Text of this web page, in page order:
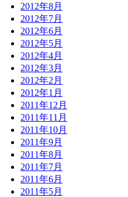
2012年8月
2012年7月
2012年6月
2012年5月
2012年4月
2012年3月
2012年2月
2012年1月
2011年12月
2011年11月
2011年10月
2011年9月
2011年8月
2011年7月
2011年6月
2011年5月